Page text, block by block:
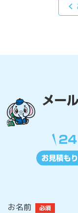
chevron_left
お名前 必須